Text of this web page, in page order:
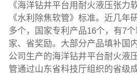
《海洋钻井平台用耐火液压张力
《水利除焦软管》标准。近几年
多个，国家专利产品16个，有7
家、省奖励。大部分产品填补国
公司生产的海洋钻井平台耐火液
管通过山东省科技厅组织的省级